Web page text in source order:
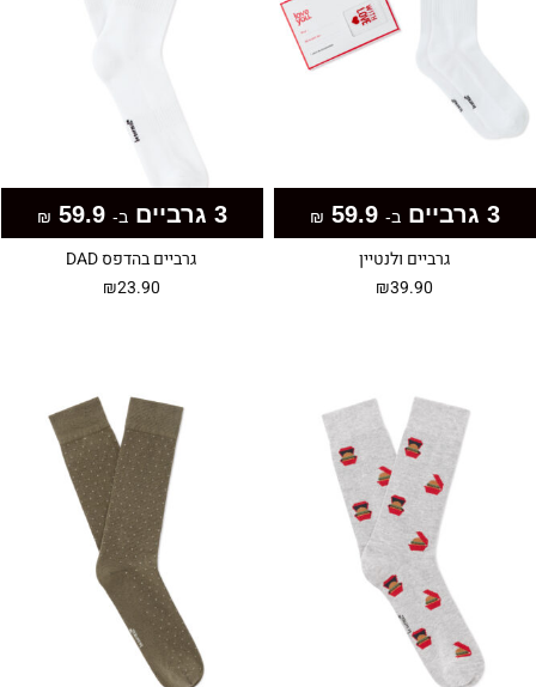
3 גרביים ב- ₪
גרביים ולנטיין
₪39.90
3 גרביים ב- 59.9
₪
גרביים בהדפס DAD
₪23.90